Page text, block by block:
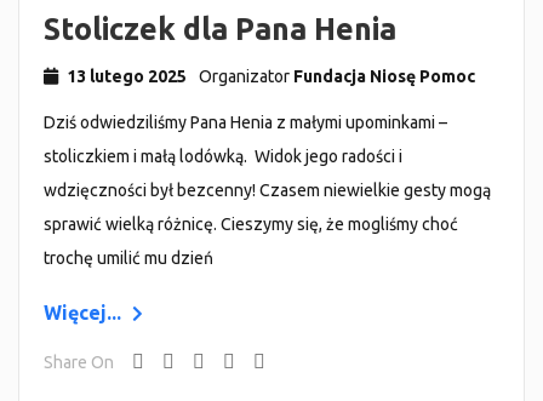
Stoliczek dla Pana Henia
13 lutego 2025 Organizator Fundacja Niosę Pomoc
Dziś odwiedziliśmy Pana Henia z małymi upominkami –
stoliczkiem i małą lodówką. Widok jego radości i
wdzięczności był bezcenny! Czasem niewielkie gesty mogą
sprawić wielką różnicę. Cieszymy się, że mogliśmy choć
trochę umilić mu dzień
Więcej...
Share On